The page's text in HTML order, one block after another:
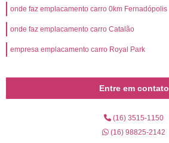
onde faz emplacamento carro 0km Fernadópolis
onde faz emplacamento carro Catalão
empresa emplacamento carro Royal Park
Entre em contato
(16) 3515-1150
(16) 98825-2142